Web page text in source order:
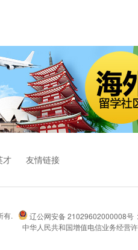
才 友情链接
有. 辽公网安备 21029602000008号
中华人民共和国增值电信业务经营